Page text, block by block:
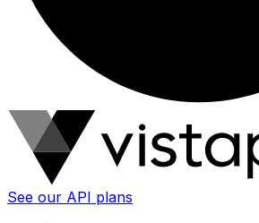
See our API plans